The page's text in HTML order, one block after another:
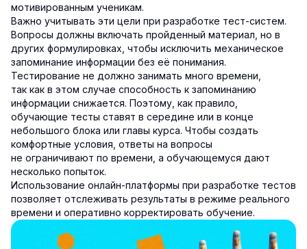
мотивированным ученикам.
Важно учитывать эти цели при разработке тест-систем.
Вопросы должны включать пройденный материал, но в
других формулировках, чтобы исключить механическое
запоминание информации без её понимания.
Тестирование не должно занимать много времени,
так как в этом случае способность к запоминанию
информации снижается. Поэтому, как правило,
обучающие тесты ставят в середине или в конце
небольшого блока или главы курса. Чтобы создать
комфортные условия, ответы на вопросы
не ограничивают по времени, а обучающемуся дают
несколько попыток.
Использование онлайн-платформы при разработке тестов
позволяет отслеживать результаты в режиме реального
времени и оперативно корректировать обучение.